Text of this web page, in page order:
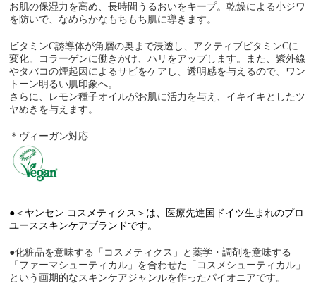
お肌の保湿力を高め、長時間うるおいをキープ。乾燥による小ジワ
を防いで、なめらかなもちもち肌に導きます。
ビタミンC誘導体が角層の奥まで浸透し、アクティブビタミンCに
変化。コラーゲンに働きかけ、ハリをアップします。また、紫外線
やタバコの煙起因によるサビをケアし、透明感を与えるので、ワン
トーン明るい肌印象へ。
さらに、レモン種子オイルがお肌に活力を与え、イキイキとしたツ
ヤめきを与えます。
＊ヴィーガン対応
●＜ヤンセン コスメティクス＞は、医療先進国ドイツ生まれのプロ
ユーススキンケアブランドです。
●化粧品を意味する「コスメティクス」と薬学・調剤を意味する
「ファーマシューティカル」を合わせた「コスメシューティカル」
という画期的なスキンケアジャンルを作ったパイオニアです。